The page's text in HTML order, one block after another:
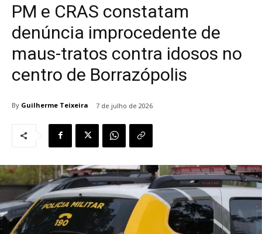
PM e CRAS constatam
denúncia improcedente de
maus-tratos contra idosos no
centro de Borrazópolis
By Guilherme Teixeira 7 de julho de 2026